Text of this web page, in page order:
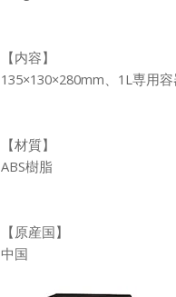
【内容】
135×130×280mm、1L専用
【材質】
ABS樹脂
【原産国】
中国